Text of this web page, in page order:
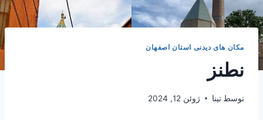
مکان های دیدنی استان اصفهان
نطنز
توسط تینا ژوئن 12, 2024